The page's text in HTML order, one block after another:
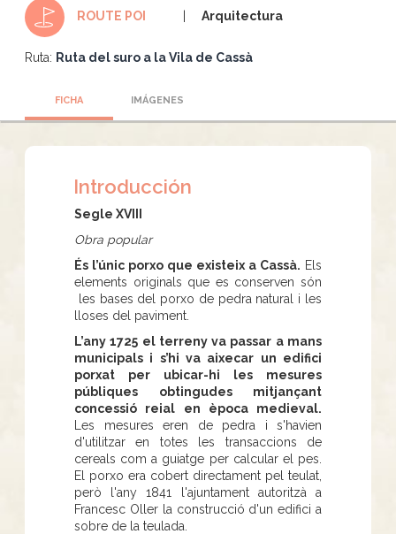
ROUTE POI Arquitectura
Ruta: Ruta del suro a la Vila de Cassà
FICHA IMÁGENES
Introducción
Segle XVIII
Obra popular
És l’únic porxo que existeix a Cassà. Els
elements originals que es conserven són
les bases del porxo de pedra natural i les
lloses del paviment.
L’any 1725 el terreny va passar a mans
municipals i s’hi va aixecar un edifici
porxat per ubicar-hi les mesures
públiques obtingudes mitjançant
concessió reial en època medieval.
Les mesures eren de pedra i s'havien
d'utilitzar en totes les transaccions de
cereals com a guiatge per calcular el pes.
El porxo era cobert directament pel teulat,
però l'any 1841 l'ajuntament autoritzà a
Francesc Oller la construcció d'un edifici a
sobre de la teulada.